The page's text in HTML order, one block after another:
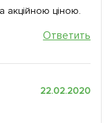
акційною ціною.
Ответить
22.02.2020